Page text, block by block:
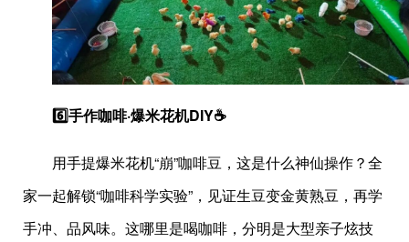
6️⃣手作咖啡·爆米花机DIY☕
用手提爆米花机“崩”咖啡豆，这是什么神仙操作？全
家一起解锁“咖啡科学实验”，见证生豆变金黄熟豆，再学
手冲、品风味。这哪里是喝咖啡，分明是大型亲子炫技